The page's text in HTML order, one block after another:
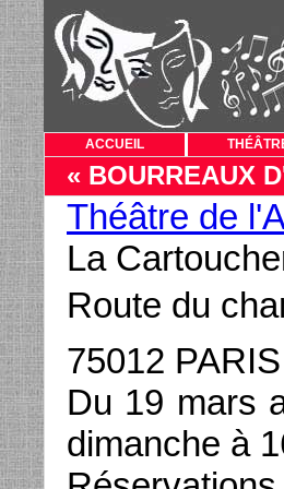
ACCUEIL
« BOURREAUX
Théâtre de
La
Route du
75012 PARIS
Du 19 mars
dimanche à